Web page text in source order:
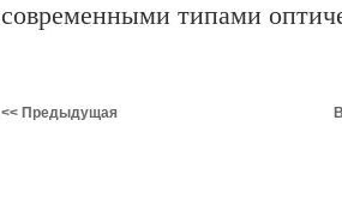
современными типами
<< Предыдущая